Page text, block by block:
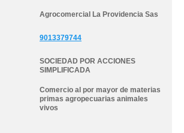
Agrocomercial La Providencia Sas
9013379744
SOCIEDAD POR ACCIONES
SIMPLIFICADA
Comercio al por mayor de materias
primas agropecuarias animales
vivos